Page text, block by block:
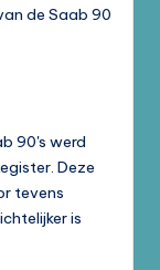
de Saab 90
90's werd
Deze
tevens
is